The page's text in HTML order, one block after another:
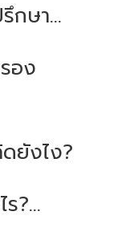
กษา...
อง
ยังไง?
?...